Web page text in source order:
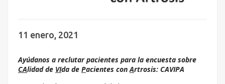
11 enero, 2021
Ayúdanos a reclutar pacientes para la encuesta sobre
CAlidad de VIda de Pacientes conArtrosis: CAVIPA